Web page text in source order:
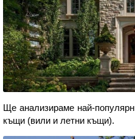
Ще анализираме най-
къщи (вили и летни къщи).